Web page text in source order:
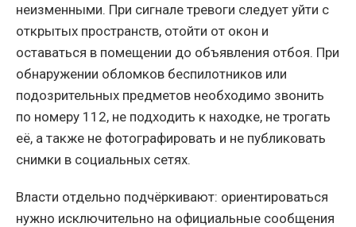
неизменными. При сигнале тревоги следует уйти с
открытых пространств, отойти от окон и
оставаться в помещении до объявления отбоя. При
обнаружении обломков беспилотников или
подозрительных предметов необходимо звонить
по номеру 112, не подходить к находке, не трогать
её, а также не фотографировать и не публиковать
снимки в социальных сетях.
Власти отдельно подчёркивают: ориентироваться
нужно исключительно на официальные сообщения